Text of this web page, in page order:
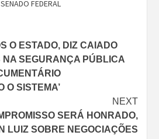
SENADO FEDERAL
O ESTADO, DIZ CAIADO
NA SEGURANÇA PÚBLICA
O SISTEMA’
NEXT
SERÁ HONRADO,
LUIZ SOBRE NEGOCIAÇÕES